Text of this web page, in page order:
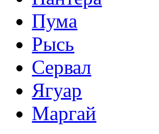
Пума
Рысь
Сервал
Ягуар
Маргай